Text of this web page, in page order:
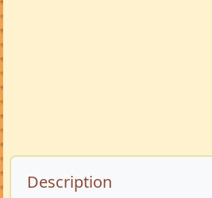
Description de
Description